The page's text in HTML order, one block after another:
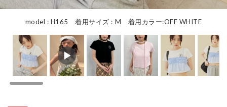
model : H165 着用サイズ : M 着用カラー:OFF WHITE